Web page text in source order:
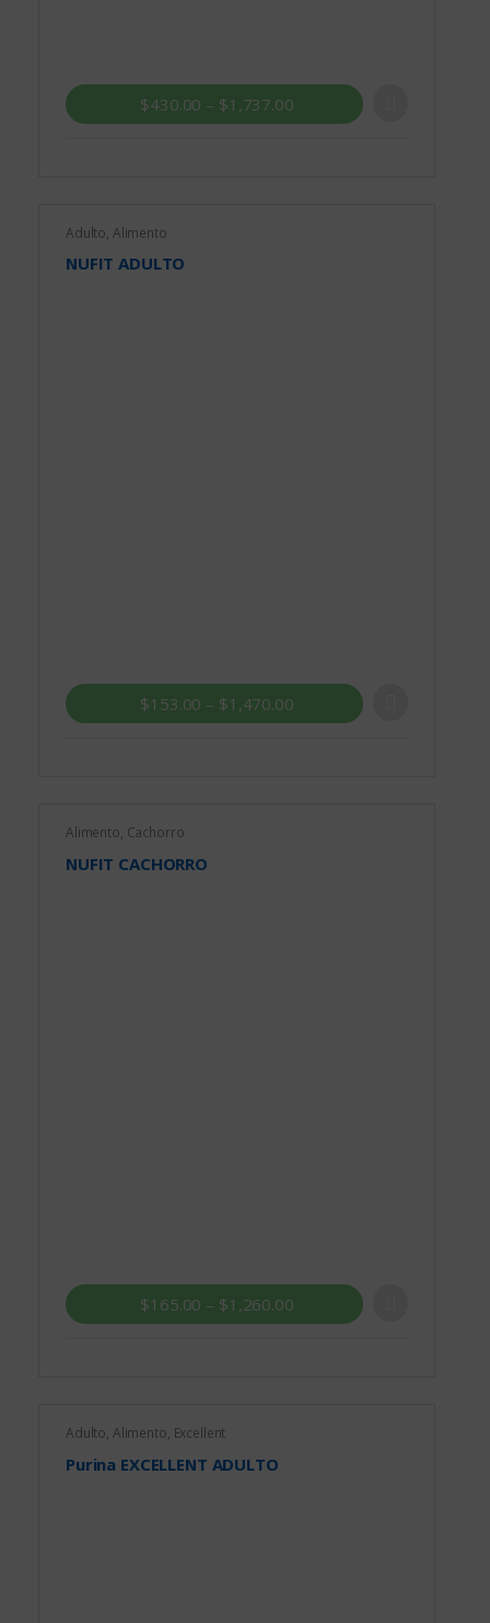
$430.00 – $1,737.00
Adulto, Alimento
NUFIT ADULTO
$153.00 – $1,470.00
Alimento, Cachorro
NUFIT CACHORRO
$165.00 – $1,260.00
Adulto, Alimento, Excellent
Purina EXCELLENT ADULTO